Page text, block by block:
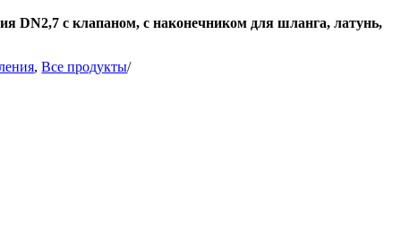
DN2,7 с клапаном, с наконечником для шланга, латунь,
,Все продукты/